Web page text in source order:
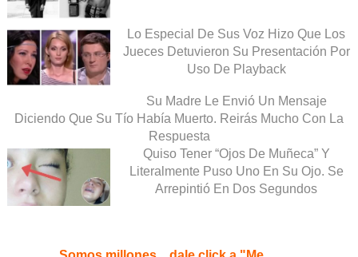
Lo Especial De Sus Voz Hizo Que Los
Jueces Detuvieron Su Presentación Por
Uso De Playback
Su Madre Le Envió Un Mensaje
Diciendo Que Su Tío Había Muerto. Reirás Mucho Con La
Respuesta
Quiso Tener “Ojos De Muñeca” Y
Literalmente Puso Uno En Su Ojo. Se
Arrepintió En Dos Segundos